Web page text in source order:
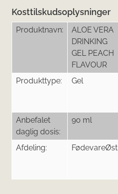
Kosttilskudsoplysninger
Produktnavn:
ALOE VERA
DRINKING
GEL PEACH
FLAVOUR
Produkttype: Gel
Anbefalet
daglig dosis:
90 ml
Afdeling:
FødevareØst